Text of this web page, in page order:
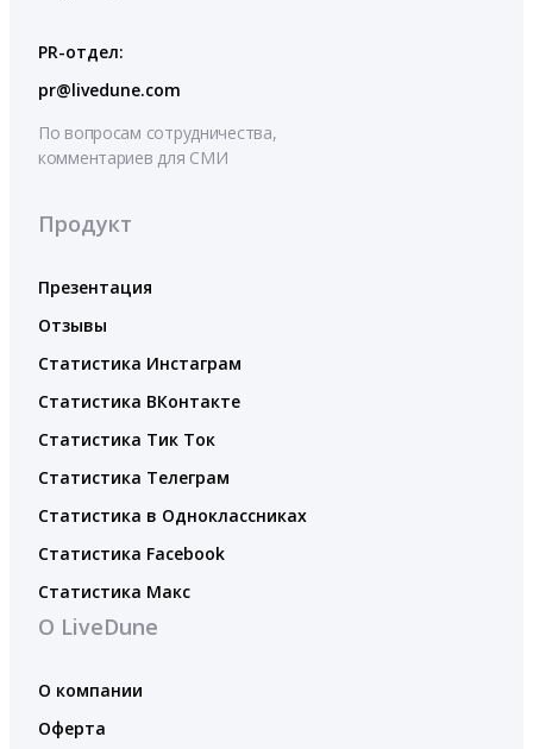
PR-отдел:
pr@livedune.com
По вопросам сотрудничества,
комментариев для СМИ
Продукт
Презентация
Отзывы
Статистика Инстаграм
Статистика ВКонтакте
Статистика Тик Ток
Статистика Телеграм
Статистика в Одноклассниках
Статистика Facebook
Статистика Макс
О LiveDune
О компании
Оферта